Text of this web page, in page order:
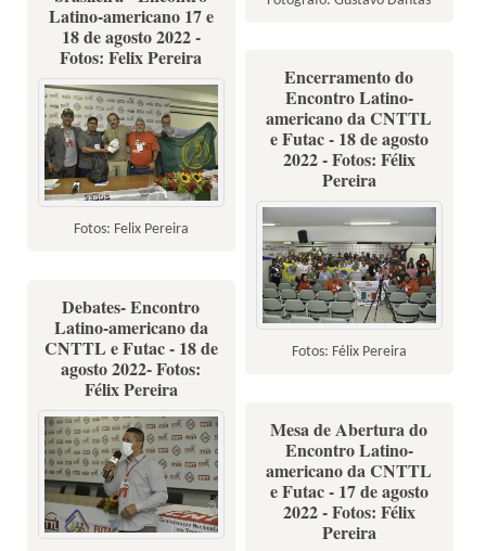
Latino-americano 17 e
18 de agosto 2022 -
Fotos: Felix Pereira
Fotos: Felix Pereira
Encerramento do
Encontro Latino-
americano da CNTTL
e Futac - 18 de agosto
2022 - Fotos: Félix
Pereira
Fotos: Félix Pereira
Debates- Encontro
Latino-americano da
CNTTL e Futac - 18 de
agosto 2022- Fotos:
Félix Pereira
Mesa de Abertura do
Encontro Latino-
americano da CNTTL
e Futac - 17 de agosto
2022 - Fotos: Félix
Pereira